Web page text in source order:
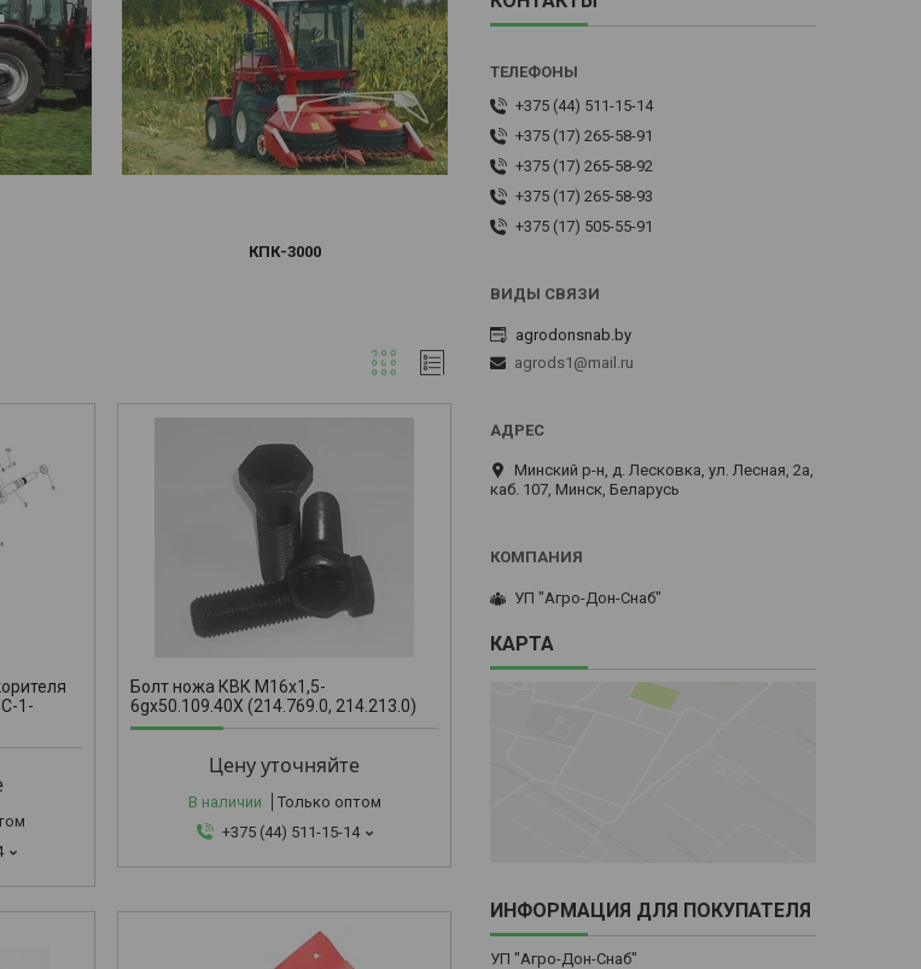
КПК-3000
1-
Болт ножа КВК М16х1,5-
6gx50.109.40Х (214.769.0, 214.213.0)
Цену уточняйте
В наличии
Только оптом
+375 (44) 511-15-14
+375 (44) 511-15-14
+375 (17) 265-58-91
+375 (17) 265-58-92
+375 (17) 265-58-93
+375 (17) 505-55-91
agrodonsnab.by
agrods1@mail.ru
Минский р-н, д. Лесковка, ул. Лесная, 2а,
каб. 107, Минск, Беларусь
УП "Агро-Дон-Снаб"
КАРТА
ИНФОРМАЦИЯ ДЛЯ ПОКУПАТЕЛЯ
УП "Агро-Дон-Снаб"